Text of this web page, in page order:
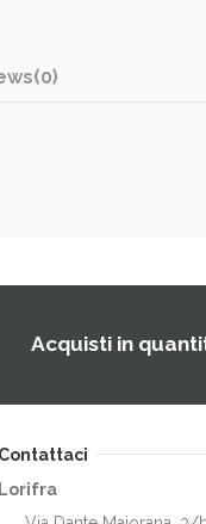
(0)
Acquisti in
Contattaci
Lorifra